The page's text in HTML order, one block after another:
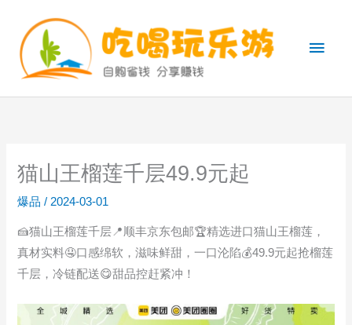
主
猫山王榴莲千层49.9元起
爆品 / 2024-03-01
🍰猫山王榴莲千层📍顺丰京东包邮🏆精选进口猫山王榴莲，
真材实料🤤口感绵软，滋味鲜甜，一口沦陷💰49.9元起抢榴莲
千层，冷链配送😋甜品控赶紧冲！